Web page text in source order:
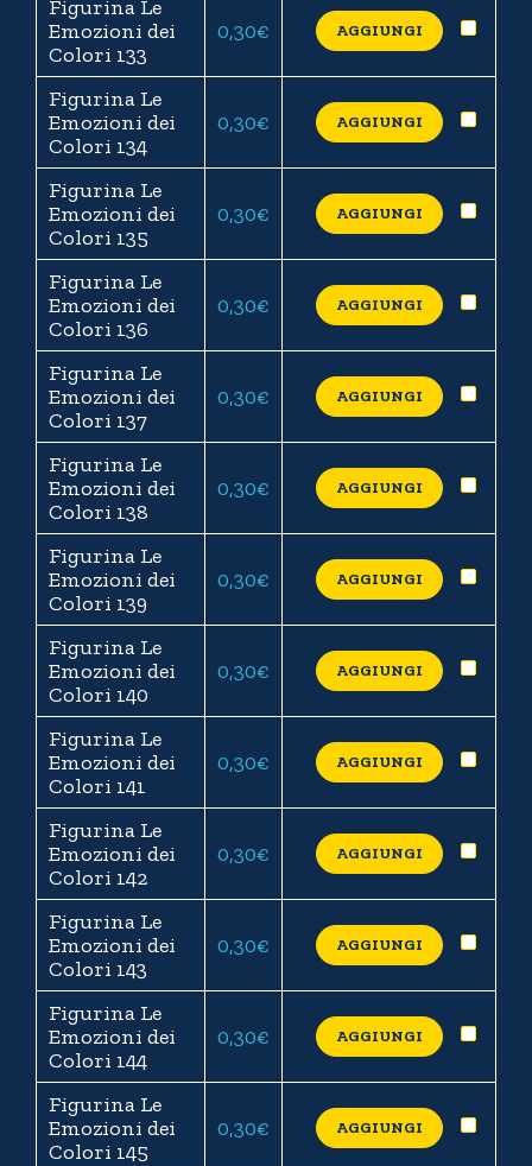
Figurina Le
Emozioni dei
Colori 133
0,30€ AGGIUNGI
Figurina Le
Emozioni dei
Colori 134
0,30€ AGGIUNGI
Figurina Le
Emozioni dei
Colori 135
0,30€ AGGIUNGI
Figurina Le
Emozioni dei
Colori 136
0,30€ AGGIUNGI
Figurina Le
Emozioni dei
Colori 137
0,30€ AGGIUNGI
Figurina Le
Emozioni dei
Colori 138
0,30€ AGGIUNGI
Figurina Le
Emozioni dei
Colori 139
0,30€ AGGIUNGI
Figurina Le
Emozioni dei
Colori 140
0,30€ AGGIUNGI
Figurina Le
Emozioni dei
Colori 141
0,30€ AGGIUNGI
Figurina Le
Emozioni dei
Colori 142
0,30€ AGGIUNGI
Figurina Le
Emozioni dei
Colori 143
0,30€ AGGIUNGI
Figurina Le
Emozioni dei
Colori 144
0,30€ AGGIUNGI
Figurina Le
Emozioni dei
Colori 145
0,30€ AGGIUNGI